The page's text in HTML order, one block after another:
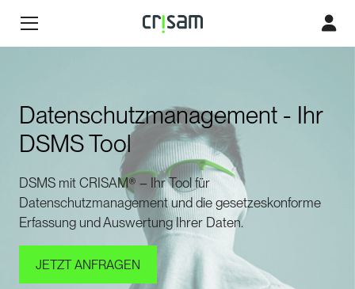
Datenschutzmanagement - Ihr
DSMS Tool
DSMS mit CRISAM® – Ihr Tool für
Datenschutzmanagement und die gesetzeskonforme
Erfassung und Auswertung Ihrer Daten.
JETZT ANFRAGEN